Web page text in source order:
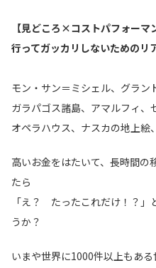
【見どころ×コストパフォーマ
行ってガッカリしないためのリ
モン・サン＝ミシェル、グラン
ガラパゴス諸島、アマルフィ、
オペラハウス、ナスカの地上
高いお金をはたいて、長時間の
たら
「え？ たったこれだけ！？」
うか？
いまや世界に1000件以上もある